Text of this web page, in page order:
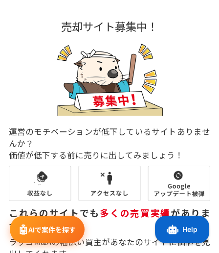
売却サイト募集中！
運営のモチベーションが低下しているサイトありませ
んか？
価値が低下する前に売りに出してみましょう！
これらのサイトでも多くの売買実績がありま
す！
ラッコM&Aの幅広い買主があなたのサイトに価値を見
🤖AIで案件を探す